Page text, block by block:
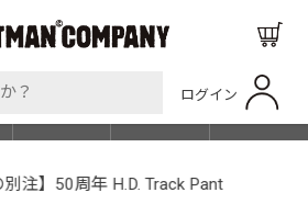
ログイン
SHOP LIST
別注】50周年 H.D. Track Pant